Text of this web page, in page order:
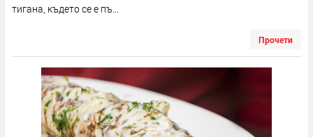
тигана, където се е пъ...
Прочети